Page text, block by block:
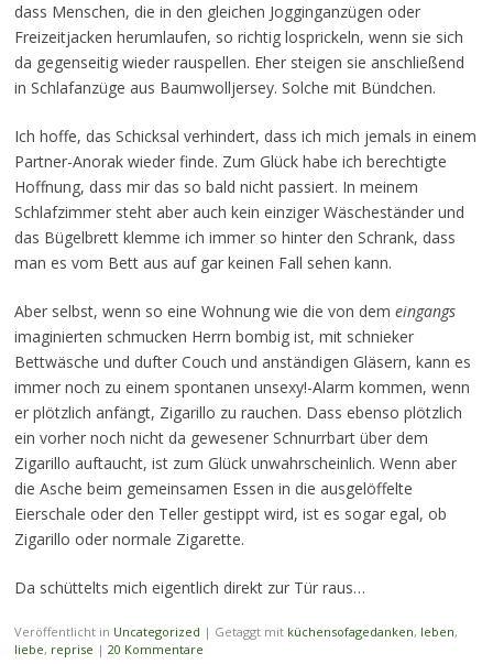
dass Menschen, die in den gleichen Jogginganzügen oder
Freizeitjacken herumlaufen, so richtig losprickeln, wenn sie sich
da gegenseitig wieder rauspellen. Eher steigen sie anschließend
in Schlafanzüge aus Baumwolljersey. Solche mit Bündchen.
Ich hoffe, das Schicksal verhindert, dass ich mich jemals in einem
Partner-Anorak wieder finde. Zum Glück habe ich berechtigte
Hoffnung, dass mir das so bald nicht passiert. In meinem
Schlafzimmer steht aber auch kein einziger Wäscheständer und
das Bügelbrett klemme ich immer so hinter den Schrank, dass
man es vom Bett aus auf gar keinen Fall sehen kann.
Aber selbst, wenn so eine Wohnung wie die von dem eingangs
imaginierten schmucken Herrn bombig ist, mit schnieker
Bettwäsche und dufter Couch und anständigen Gläsern, kann es
immer noch zu einem spontanen unsexy!-Alarm kommen, wenn
er plötzlich anfängt, Zigarillo zu rauchen. Dass ebenso plötzlich
ein vorher noch nicht da gewesener Schnurrbart über dem
Zigarillo auftaucht, ist zum Glück unwahrscheinlich. Wenn aber
die Asche beim gemeinsamen Essen in die ausgelöffelte
Eierschale oder den Teller gestippt wird, ist es sogar egal, ob
Zigarillo oder normale Zigarette.
Da schüttelts mich eigentlich direkt zur Tür raus…
Veröffentlicht in Uncategorized | Getaggt mit küchensofagedanken, leben,
liebe, reprise | 20 Kommentare